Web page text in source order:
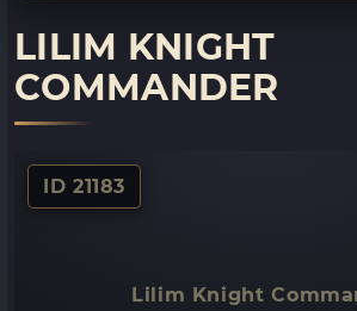
LILIM KNIGHT
COMMANDER
ID 21183
Lilim Knight